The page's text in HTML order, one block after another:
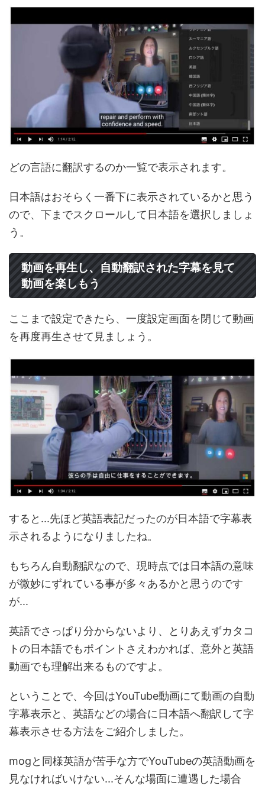
どの言語に翻訳するのか一覧で表示されます。
日本語はおそらく一番下に表示されているかと思う
ので、下までスクロールして日本語を選択しましょ
う。
動画を再生し、自動翻訳された字幕を見て
動画を楽しもう
ここまで設定できたら、一度設定画面を閉じて動画
を再度再生させて見ましょう。
すると...先ほど英語表記だったのが日本語で字幕表
示されるようになりましたね。
もちろん自動翻訳なので、現時点では日本語の意味
が微妙にずれている事が多々あるかと思うのです
が...
英語でさっぱり分からないより、とりあえずカタコ
トの日本語でもポイントさえわかれば、意外と英語
動画でも理解出来るものですよ。
ということで、今回はYouTube動画にて動画の自動
字幕表示と、英語などの場合に日本語へ翻訳して字
幕表示させる方法をご紹介しました。
mogと同様英語が苦手な方でYouTubeの英語動画を
見なければいけない...そんな場面に遭遇した場合